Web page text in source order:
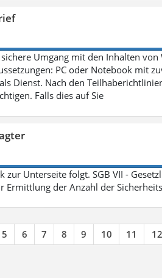
Umgang mit den Inhalten
PC oder Notebook mit
Dienst. Nach den
Falls dies auf Sie
zur Unterseite folgt. SGB VII -
Ermittlung der Anzahl der
5 6 7 8 9 10 11 12